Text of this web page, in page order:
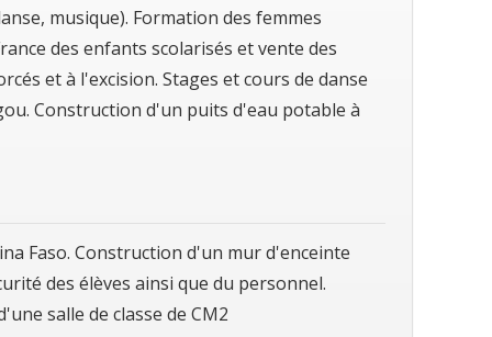
musique). Formation des femmes
des enfants scolarisés et vente des
et à l'excision. Stages et cours de danse
Construction d'un puits d'eau potable à
Faso. Construction d'un mur d'enceinte
des élèves ainsi que du personnel.
salle de classe de CM2